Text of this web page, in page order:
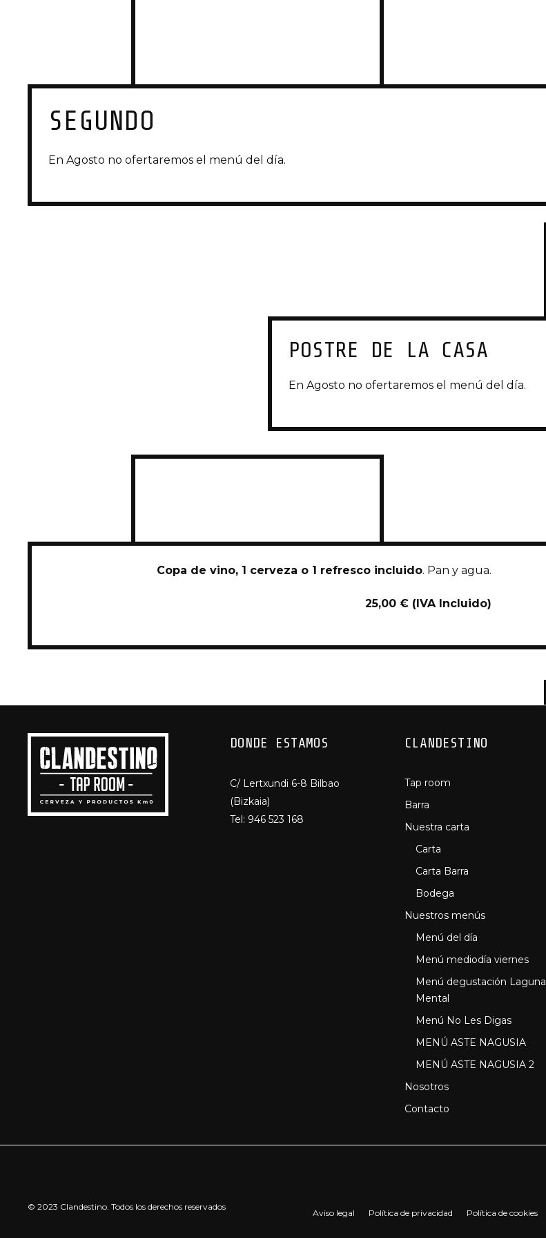
SEGUNDO
En Agosto no ofertaremos el menú del día.
POSTRE DE LA CASA
En Agosto no ofertaremos el menú del día.
Copa de vino, 1 cerveza o 1 refresco incluido. Pan y agua.
25,00 € (IVA Incluido)
DONDE ESTAMOS
C/ Lertxundi 6-8 Bilbao
(Bizkaia)
Tel: 946 523 168
CLANDESTINO
Tap room
Barra
Nuestra carta
Carta
Carta Barra
Bodega
Nuestros menús
Menú del día
Menú mediodía viernes
Menú degustación Laguna
Mental
Menú No Les Digas
MENÚ ASTE NAGUSIA
MENÚ ASTE NAGUSIA 2
Nosotros
Contacto
© 2023 Clandestino. Todos los derechos reservados
Aviso legal Política de privacidad Política de cookies